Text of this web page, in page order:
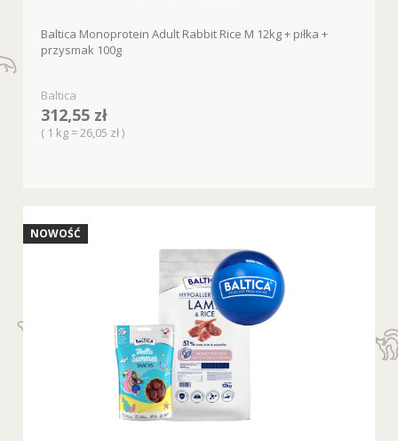
Baltica Monoprotein Adult Rabbit Rice M 12kg + piłka +
przysmak 100g
Baltica
312,55 zł
( 1 kg = 26,05 zł )
NOWOŚĆ